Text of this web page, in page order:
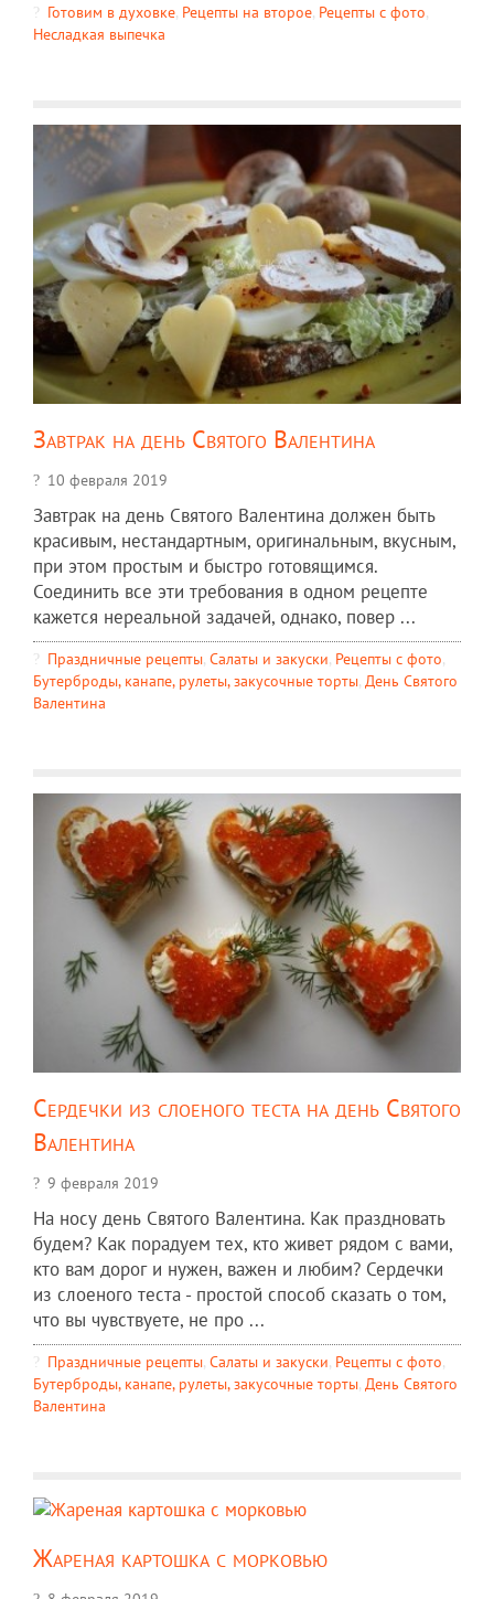
Готовим в духовке, Рецепты на второе, Рецепты c фото,
Несладкая выпечка
Завтрак на день Святого Валентина
10 февраля 2019
Завтрак на день Святого Валентина должен быть
красивым, нестандартным, оригинальным, вкусным,
при этом простым и быстро готовящимся.
Соединить все эти требования в одном рецепте
кажется нереальной задачей, однако, повер ...
Праздничные рецепты, Салаты и закуски, Рецепты c фото,
Бутерброды, канапе, рулеты, закусочные торты, День Святого
Валентина
Сердечки из слоеного теста на день Святого
Валентина
9 февраля 2019
На носу день Святого Валентина. Как праздновать
будем? Как порадуем тех, кто живет рядом с вами,
кто вам дорог и нужен, важен и любим? Сердечки
из слоеного теста - простой способ сказать о том,
что вы чувствуете, не про ...
Праздничные рецепты, Салаты и закуски, Рецепты c фото,
Бутерброды, канапе, рулеты, закусочные торты, День Святого
Валентина
Жареная картошка с морковью